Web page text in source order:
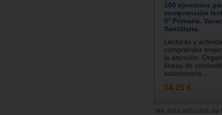
100 ejercicios
comprensión
5º Primaria.
Santillana.
Lecturas y
comprender
la atención.
líneas de
solucionario....
14.25 €
Ver más artículos